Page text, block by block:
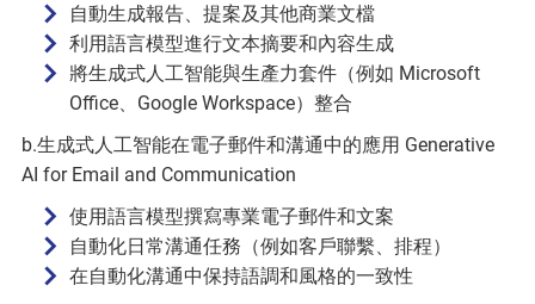
自動生成報告、提案及其他商業文檔
利用語言模型進行文本摘要和內容生成
將生成式人工智能與生產力套件（例如 Microsoft
Office、Google Workspace）整合
b.生成式人工智能在電子郵件和溝通中的應用 Generative
AI for Email and Communication
使用語言模型撰寫專業電子郵件和文案
自動化日常溝通任務（例如客戶聯繫、排程）
在自動化溝通中保持語調和風格的一致性